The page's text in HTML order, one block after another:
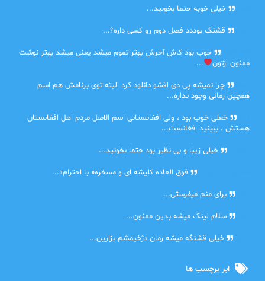
خیلی خوبه حتما بخونید...
قشنگ بوددد فصل دوم رو کسی داره؟...
خوب بود کاش آخرش بهتر تموم میشد یعنی میشد بهتر نوشت
ممنون ازتون
...
چرا نمیشه پی دی افشو دانلود کرد البته توی برنامش هم اسم
همچین رمانی وجود نداره...
خعلی خوب بود ، ولی افغانستانی اسم الاصل مردم اهل افغانستان
هستش . ببینید افغانست...
خیلی زیبا و بی نظیر بود حتما بخونید...
فوق العاده کلیشه ای و مسخره« با احترام»...
برای منم میفرستی...
سلام لینک میشه بدین ممنون...
خیلی قشنگه میشه رمان دژخیمشم بزارین...
ابر برچسب ها